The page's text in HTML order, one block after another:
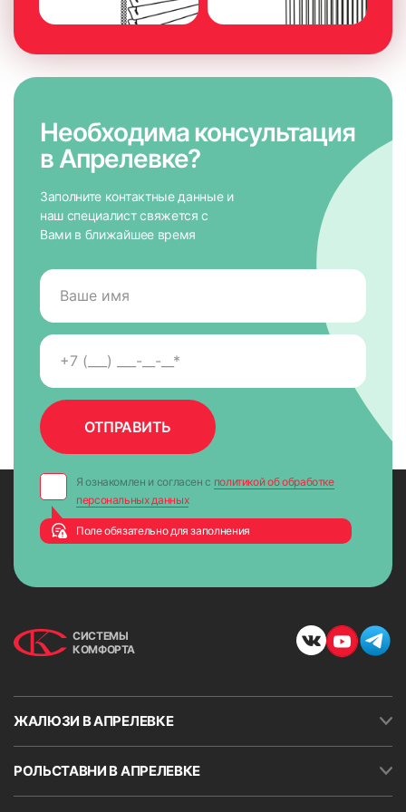
7. На направляющих снять защитную пленку для скотча,
приложить к окну и крепко прижать по всей высоте на 5-
10 сек. для максимально надежного крепления.
Необходима консультация
в Апрелевке?
Заполните контактные данные и
наш специалист свяжется с
Вами в ближайшее время
Я ознакомлен и согласен с политикой об обработке
персональных данных
Поле обязательно для заполнения
СИСТЕМЫ
КОМФОРТА
ЖАЛЮЗИ В АПРЕЛЕВКЕ
РОЛЬСТАВНИ В АПРЕЛЕВКЕ